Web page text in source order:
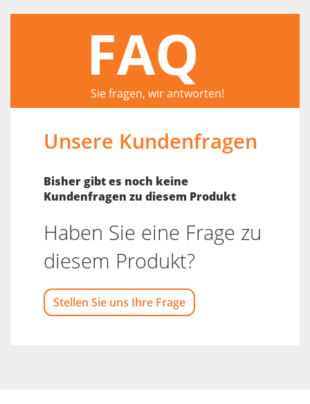
FAQ
Sie fragen, wir antworten!
Unsere Kundenfragen
Bisher gibt es noch keine
Kundenfragen zu diesem Produkt
Haben Sie eine Frage zu
diesem Produkt?
Stellen Sie uns Ihre Frage